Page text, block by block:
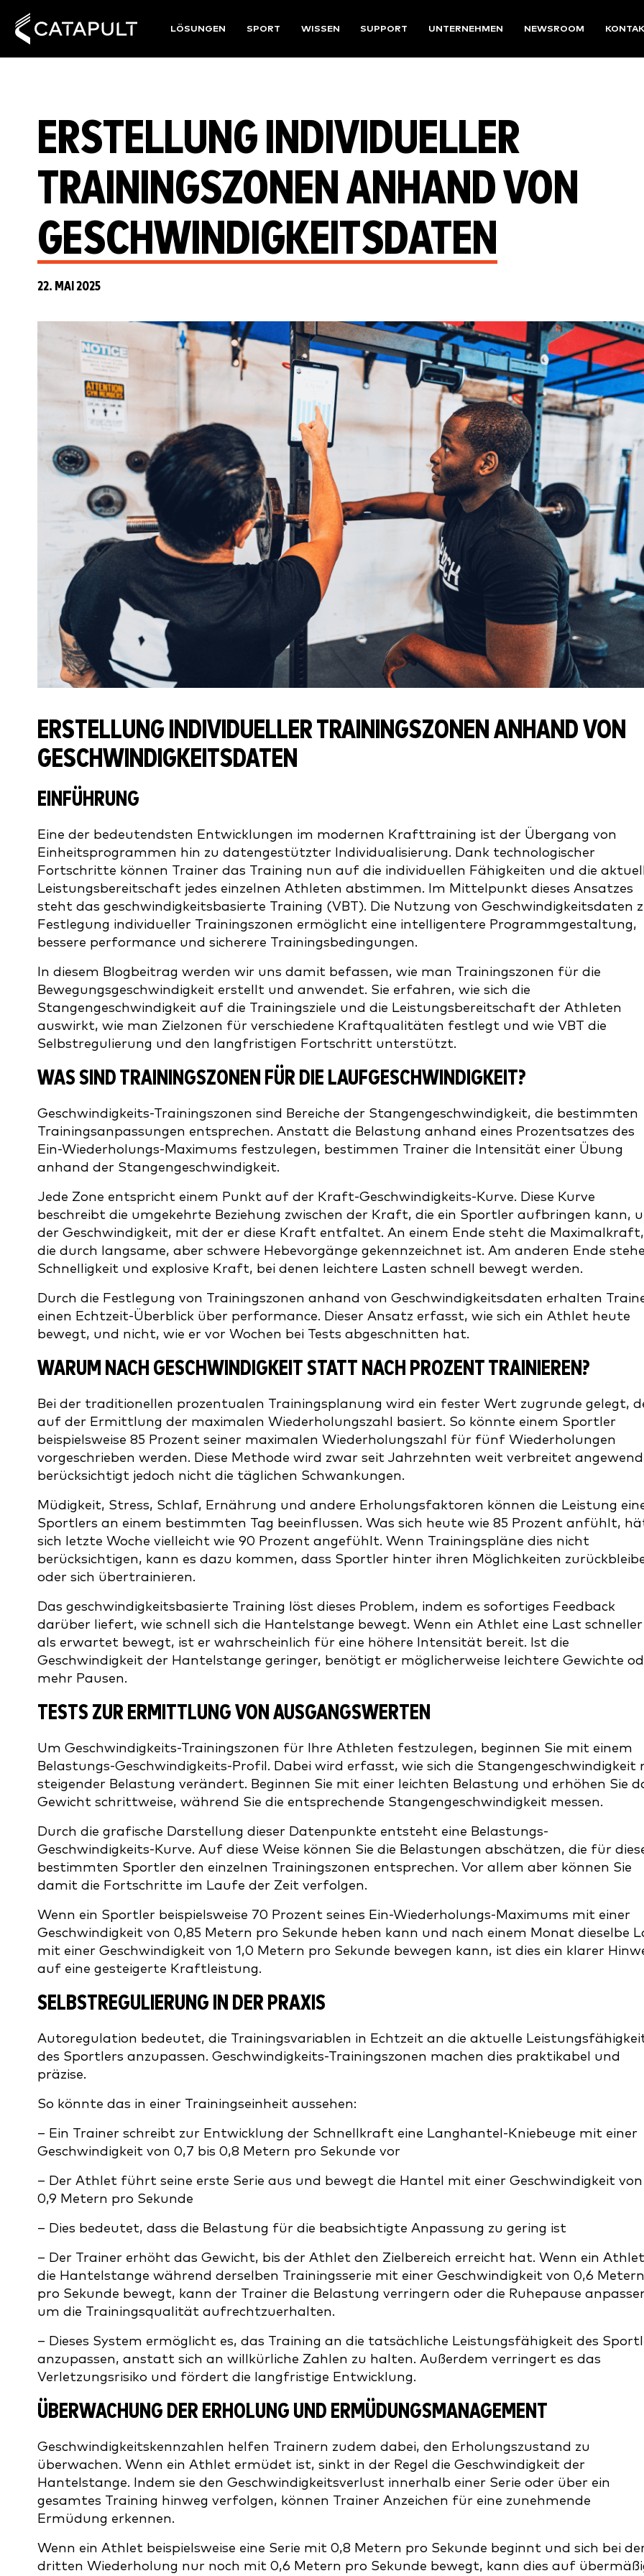
LÖSUNGEN SPORT WISSEN SUPPORT UNTERNEHMEN NEWSROOM
ERSTELLUNG INDIVIDUELLER
TRAININGSZONEN ANHAND VON
GESCHWINDIGKEITSDATEN
22. MAI 2025
ERSTELLUNG INDIVIDUELLER TRAININGSZONEN ANHAND VON
GESCHWINDIGKEITSDATEN
EINFÜHRUNG
Eine der bedeutendsten Entwicklungen im modernen Krafttraining ist der Übergang von
Einheitsprogrammen hin zu datengestützter Individualisierung. Dank technologischer
Fortschritte können Trainer das Training nun auf die individuellen Fähigkeiten und die
Leistungsbereitschaft jedes einzelnen Athleten abstimmen. Im Mittelpunkt dieses Ansatzes
steht das geschwindigkeitsbasierte Training (VBT). Die Nutzung von Geschwindigkeitsdaten
Festlegung individueller Trainingszonen ermöglicht eine intelligentere Programmgestaltung,
bessere performance und sicherere Trainingsbedingungen.
In diesem Blogbeitrag werden wir uns damit befassen, wie man Trainingszonen für die
Bewegungsgeschwindigkeit erstellt und anwendet. Sie erfahren, wie sich die
Stangengeschwindigkeit auf die Trainingsziele und die Leistungsbereitschaft der Athleten
auswirkt, wie man Zielzonen für verschiedene Kraftqualitäten festlegt und wie VBT die
Selbstregulierung und den langfristigen Fortschritt unterstützt.
WAS SIND TRAININGSZONEN FÜR DIE LAUFGESCHWINDIGKEIT?
Geschwindigkeits-Trainingszonen sind Bereiche der Stangengeschwindigkeit, die bestimmten
Trainingsanpassungen entsprechen. Anstatt die Belastung anhand eines Prozentsatzes des
Ein-Wiederholungs-Maximums festzulegen, bestimmen Trainer die Intensität einer Übung
anhand der Stangengeschwindigkeit.
Jede Zone entspricht einem Punkt auf der Kraft-Geschwindigkeits-Kurve. Diese Kurve
beschreibt die umgekehrte Beziehung zwischen der Kraft, die ein Sportler aufbringen kann,
der Geschwindigkeit, mit der er diese Kraft entfaltet. An einem Ende steht die Maximalkraft,
die durch langsame, aber schwere Hebevorgänge gekennzeichnet ist. Am anderen Ende
Schnelligkeit und explosive Kraft, bei denen leichtere Lasten schnell bewegt werden.
Durch die Festlegung von Trainingszonen anhand von Geschwindigkeitsdaten erhalten
einen Echtzeit-Überblick über performance. Dieser Ansatz erfasst, wie sich ein Athlet heute
bewegt, und nicht, wie er vor Wochen bei Tests abgeschnitten hat.
WARUM NACH GESCHWINDIGKEIT STATT NACH PROZENT TRAINIEREN?
Bei der traditionellen prozentualen Trainingsplanung wird ein fester Wert zugrunde gelegt,
auf der Ermittlung der maximalen Wiederholungszahl basiert. So könnte einem Sportler
beispielsweise 85 Prozent seiner maximalen Wiederholungszahl für fünf Wiederholungen
vorgeschrieben werden. Diese Methode wird zwar seit Jahrzehnten weit verbreitet
berücksichtigt jedoch nicht die täglichen Schwankungen.
Müdigkeit, Stress, Schlaf, Ernährung und andere Erholungsfaktoren können die Leistung
Sportlers an einem bestimmten Tag beeinflussen. Was sich heute wie 85 Prozent anfühlt,
sich letzte Woche vielleicht wie 90 Prozent angefühlt. Wenn Trainingspläne dies nicht
berücksichtigen, kann es dazu kommen, dass Sportler hinter ihren Möglichkeiten
oder sich übertrainieren.
Das geschwindigkeitsbasierte Training löst dieses Problem, indem es sofortiges Feedback
darüber liefert, wie schnell sich die Hantelstange bewegt. Wenn ein Athlet eine Last schneller
als erwartet bewegt, ist er wahrscheinlich für eine höhere Intensität bereit. Ist die
Geschwindigkeit der Hantelstange geringer, benötigt er möglicherweise leichtere Gewichte
mehr Pausen.
TESTS ZUR ERMITTLUNG VON AUSGANGSWERTEN
Um Geschwindigkeits-Trainingszonen für Ihre Athleten festzulegen, beginnen Sie mit einem
Belastungs-Geschwindigkeits-Profil. Dabei wird erfasst, wie sich die Stangengeschwindigkeit
steigender Belastung verändert. Beginnen Sie mit einer leichten Belastung und erhöhen Sie
Gewicht schrittweise, während Sie die entsprechende Stangengeschwindigkeit messen.
Durch die grafische Darstellung dieser Datenpunkte entsteht eine Belastungs-
Geschwindigkeits-Kurve. Auf diese Weise können Sie die Belastungen abschätzen, die für
bestimmten Sportler den einzelnen Trainingszonen entsprechen. Vor allem aber können Sie
damit die Fortschritte im Laufe der Zeit verfolgen.
Wenn ein Sportler beispielsweise 70 Prozent seines Ein-Wiederholungs-Maximums mit einer
Geschwindigkeit von 0,85 Metern pro Sekunde heben kann und nach einem Monat dieselbe
mit einer Geschwindigkeit von 1,0 Metern pro Sekunde bewegen kann, ist dies ein klarer
auf eine gesteigerte Kraftleistung.
SELBSTREGULIERUNG IN DER PRAXIS
Autoregulation bedeutet, die Trainingsvariablen in Echtzeit an die aktuelle
des Sportlers anzupassen. Geschwindigkeits-Trainingszonen machen dies praktikabel und
präzise.
So könnte das in einer Trainingseinheit aussehen:
– Ein Trainer schreibt zur Entwicklung der Schnellkraft eine Langhantel-Kniebeuge mit einer
Geschwindigkeit von 0,7 bis 0,8 Metern pro Sekunde vor
– Der Athlet führt seine erste Serie aus und bewegt die Hantel mit einer Geschwindigkeit von
0,9 Metern pro Sekunde
– Dies bedeutet, dass die Belastung für die beabsichtigte Anpassung zu gering ist
– Der Trainer erhöht das Gewicht, bis der Athlet den Zielbereich erreicht hat. Wenn ein Athlet
die Hantelstange während derselben Trainingsserie mit einer Geschwindigkeit von 0,6 Metern
pro Sekunde bewegt, kann der Trainer die Belastung verringern oder die Ruhepause
um die Trainingsqualität aufrechtzuerhalten.
– Dieses System ermöglicht es, das Training an die tatsächliche Leistungsfähigkeit des
anzupassen, anstatt sich an willkürliche Zahlen zu halten. Außerdem verringert es das
Verletzungsrisiko und fördert die langfristige Entwicklung.
ÜBERWACHUNG DER ERHOLUNG UND ERMÜDUNGSMANAGEMENT
Geschwindigkeitskennzahlen helfen Trainern zudem dabei, den Erholungszustand zu
überwachen. Wenn ein Athlet ermüdet ist, sinkt in der Regel die Geschwindigkeit der
Hantelstange. Indem sie den Geschwindigkeitsverlust innerhalb einer Serie oder über ein
gesamtes Training hinweg verfolgen, können Trainer Anzeichen für eine zunehmende
Ermüdung erkennen.
Wenn ein Athlet beispielsweise eine Serie mit 0,8 Metern pro Sekunde beginnt und sich bei
dritten Wiederholung nur noch mit 0,6 Metern pro Sekunde bewegt, kann dies auf